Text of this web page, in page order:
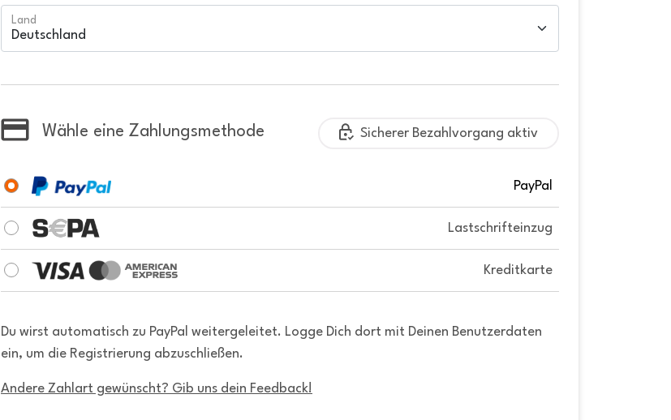
Land
Wähle eine Zahlungsmethode Sicherer Bezahlvorgang aktiv
PayPal
Lastschrifteinzug
Kreditkarte
Du wirst automatisch zu PayPal weitergeleitet. Logge Dich dort mit Deinen Benutzerdaten
ein, um die Registrierung abzuschließen.
Andere Zahlart gewünscht? Gib uns dein Feedback!